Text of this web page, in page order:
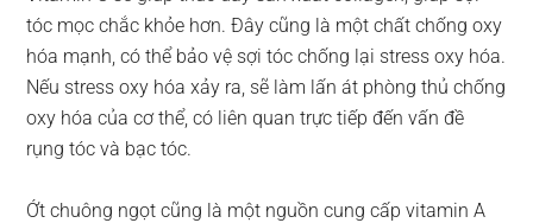
tóc mọc chắc khỏe hơn. Đây cũng là một chất chống oxy
hóa mạnh, có thể bảo vệ sợi tóc chống lại stress oxy hóa.
Nếu stress oxy hóa xảy ra, sẽ làm lấn át phòng thủ chống
oxy hóa của cơ thể, có liên quan trực tiếp đến vấn đề
rụng tóc và bạc tóc.
Ớt chuông ngọt cũng là một nguồn cung cấp vitamin A